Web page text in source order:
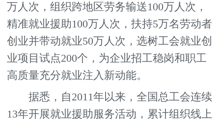
万人次，组织跨地区劳务输送100万人次，
精准就业援助100万人次，扶持5万名劳动者
创业并带动就业50万人次，选树工会就业创
业项目试点200个，为企业招工稳岗和职工
高质量充分就业注入新动能。
据悉，自2011年以来，全国总工会连续
13年开展就业援助服务活动，累计组织线上